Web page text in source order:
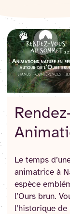
Le temps
animatrice à
espèce
l’Ours brun.
l’historique